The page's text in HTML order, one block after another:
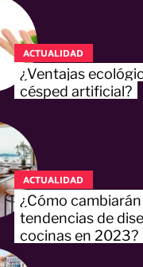
ACTUALIDAD
¿Ventajas
césped artificial?
ACTUALIDAD
¿Cómo cambiarán
tendencias de
cocinas en 2023?